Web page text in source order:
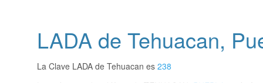
LADA de Tehuacan,
La Clave LADA de Tehuacan es 238